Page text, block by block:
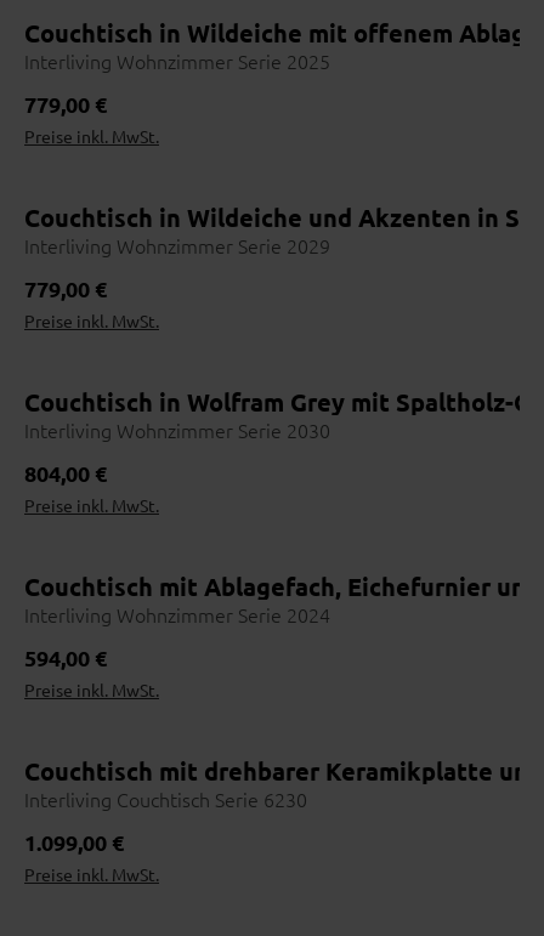
Couchtisch in Wildeiche mit offenem
Interliving Wohnzimmer Serie 2025
Regulärer Preis:
779,00 €
Preise inkl. MwSt.
Couchtisch in Wildeiche und Akzenten in
Interliving Wohnzimmer Serie 2029
Regulärer Preis:
779,00 €
Preise inkl. MwSt.
Couchtisch in Wolfram Grey mit Spaltholz-
Interliving Wohnzimmer Serie 2030
Regulärer Preis:
804,00 €
Preise inkl. MwSt.
Couchtisch mit Ablagefach, Eichefurnier
Interliving Wohnzimmer Serie 2024
Regulärer Preis:
594,00 €
Preise inkl. MwSt.
Couchtisch mit drehbarer Keramikplatte
Interliving Couchtisch Serie 6230
Regulärer Preis:
1.099,00 €
Preise inkl. MwSt.